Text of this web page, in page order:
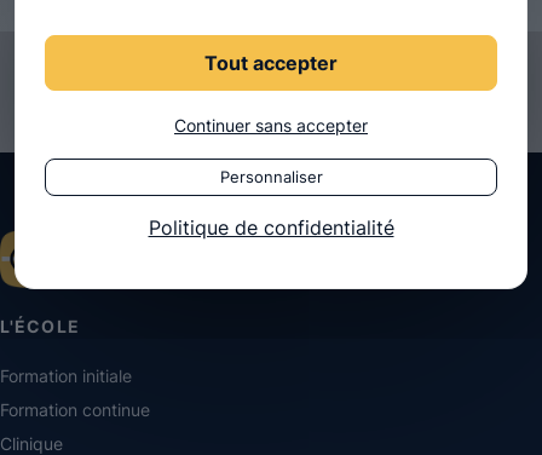
L'ÉCOLE
Formation initiale
Formation continue
Clinique
Tout accepter
Continuer sans accepter
Personnaliser
Politique de confidentialité